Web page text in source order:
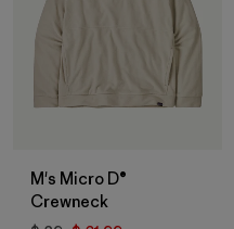
M's Micro D®
Crewneck